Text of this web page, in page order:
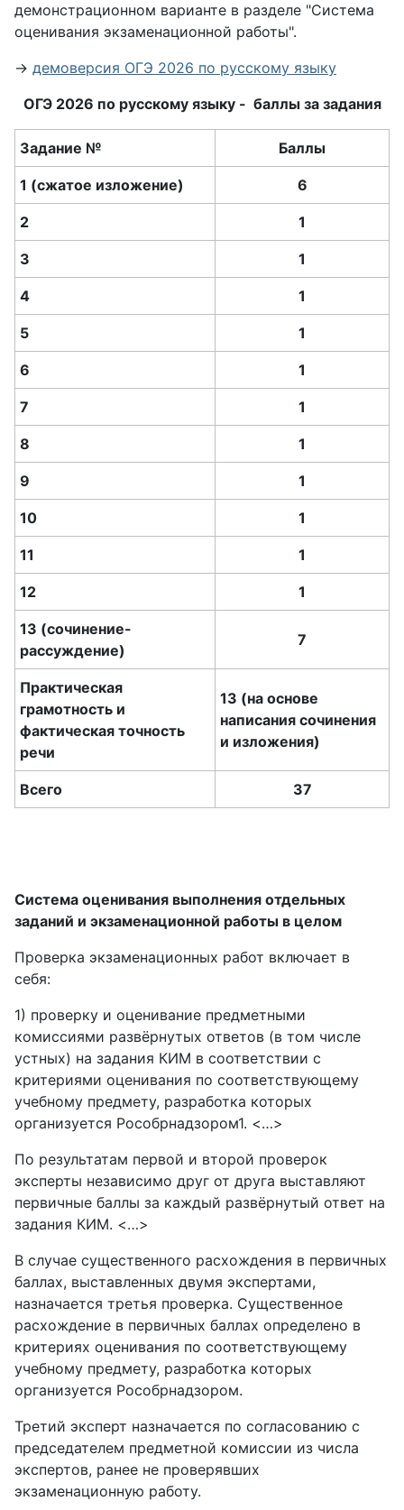
демонстрационном варианте в разделе "Система
оценивания экзаменационной работы".
→ демоверсия ОГЭ 2026 по русскому языку
ОГЭ 2026 по русскому языку - баллы за задания
Задание № Баллы
1 (сжатое изложение) 6
2 1
3 1
4 1
5 1
6 1
7 1
8 1
9 1
10 1
11 1
12 1
13 (сочинение-
рассуждение)
7
Практическая
грамотность и
фактическая точность
речи
13 (на основе
написания сочинения
и изложения)
Всего 37
Система оценивания выполнения отдельных
заданий и экзаменационной работы в целом
Проверка экзаменационных работ включает в
себя:
1) проверку и оценивание предметными
комиссиями развёрнутых ответов (в том числе
устных) на задания КИМ в соответствии с
критериями оценивания по соответствующему
учебному предмету, разработка которых
организуется Рособрнадзором1. <…>
По результатам первой и второй проверок
эксперты независимо друг от друга выставляют
первичные баллы за каждый развёрнутый ответ на
задания КИМ. <…>
В случае существенного расхождения в первичных
баллах, выставленных двумя экспертами,
назначается третья проверка. Существенное
расхождение в первичных баллах определено в
критериях оценивания по соответствующему
учебному предмету, разработка которых
организуется Рособрнадзором.
Третий эксперт назначается по согласованию с
председателем предметной комиссии из числа
экспертов, ранее не проверявших
экзаменационную работу.